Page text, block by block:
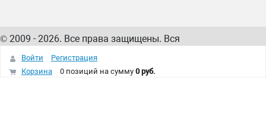
© 2009 - 2026. Все права защищены. Вся
информация на сайте – собственность
интернет-магазина
Войти
Регистрация
Корзина
0 позиций на сумму 0 руб.